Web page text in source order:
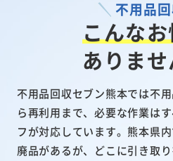
不用品
こんな
ありませ
不用品回収セブン熊本では不
ら再利用まで、必要な作業は
フが対応しています。熊本県
廃品があるが、どこに引き取